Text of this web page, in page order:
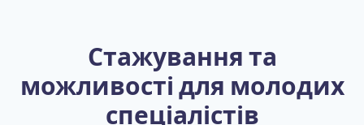
Стажування та
можливості для молодих
спеціалістів